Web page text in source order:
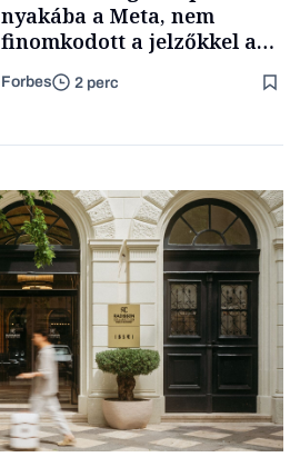
nyakába a Meta, nem
finomkodott a jelzőkkel az
illetékes bíróság
Forbes 2 perc